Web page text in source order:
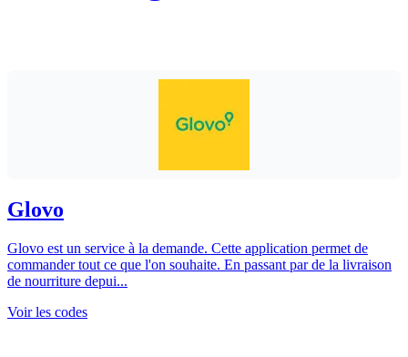
Glovo
Glovo est un service à la demande. Cette application permet de
commander tout ce que l'on souhaite. En passant par de la livraison
de nourriture depui...
Voir les codes